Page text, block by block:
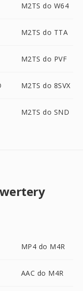
M2TS do W64
M2TS do TTA
M2TS do PVF
M2TS do 8SVX
M2TS do SND
MP4 do M4R
AAC do M4R